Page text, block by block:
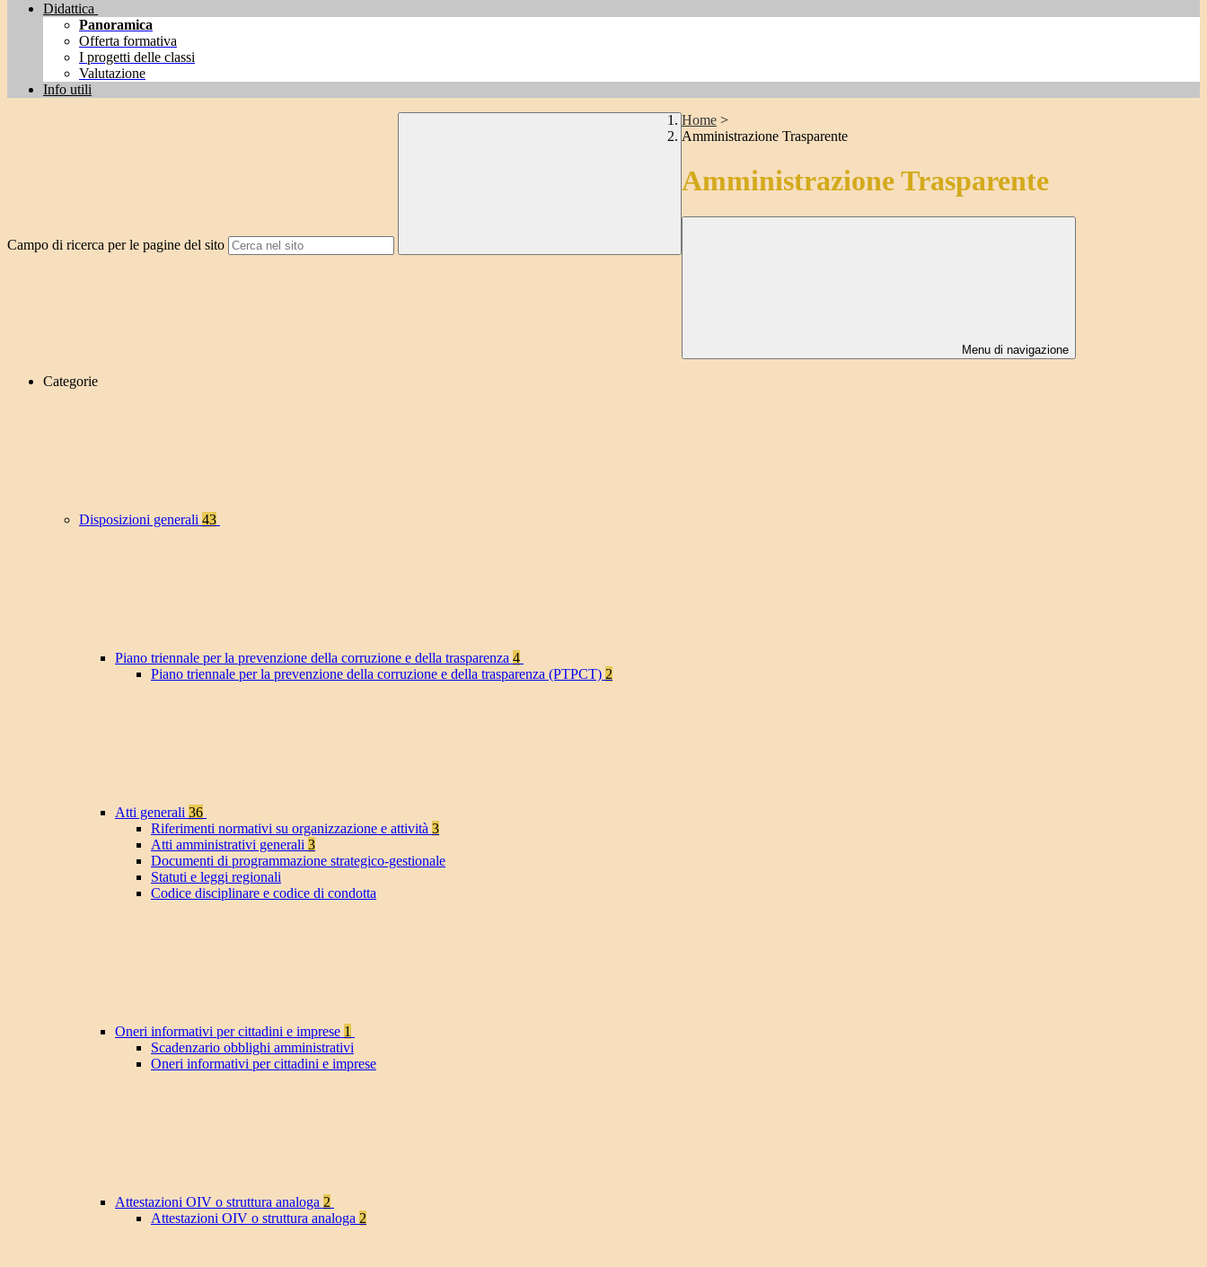
Didattica
Panoramica
Offerta formativa
I progetti delle classi
Valutazione
Info utili
Campo di ricerca per le pagine del sito
Home >
Amministrazione Trasparente
Amministrazione Trasparente
Menu di navigazione
Categorie
Disposizioni generali 43
Piano triennale per la prevenzione della corruzione e della trasparenza 4
Piano triennale per la prevenzione della corruzione e della trasparenza (PTPCT) 2
Atti generali 36
Riferimenti normativi su organizzazione e attività 3
Atti amministrativi generali 3
Documenti di programmazione strategico-gestionale
Statuti e leggi regionali
Codice disciplinare e codice di condotta
Oneri informativi per cittadini e imprese 1
Scadenzario obblighi amministrativi
Oneri informativi per cittadini e imprese
Attestazioni OIV o struttura analoga 2
Attestazioni OIV o struttura analoga 2